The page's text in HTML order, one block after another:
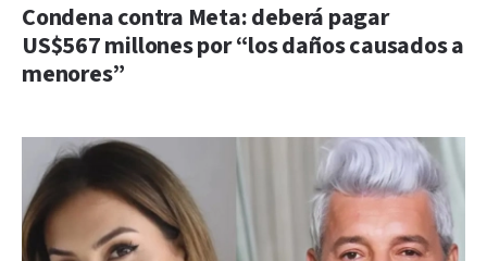
Condena contra Meta: deberá pagar
US$567 millones por “los daños causados a
menores”